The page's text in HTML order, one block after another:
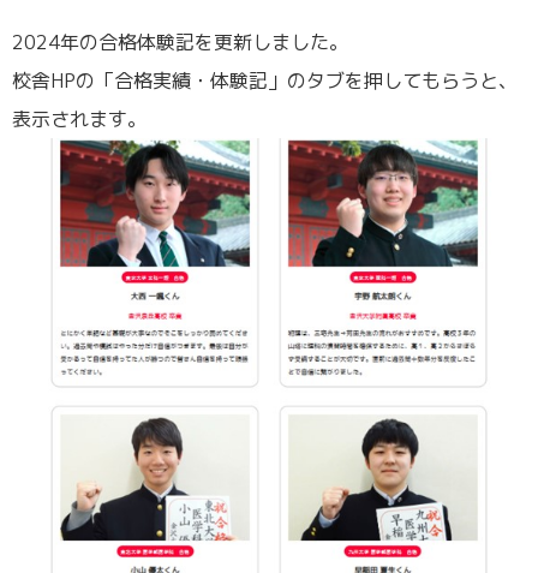
2024年の合格体験記を更新しました。
校舎HPの「合格実績・体験記」のタブを押してもらうと、
表示されます。